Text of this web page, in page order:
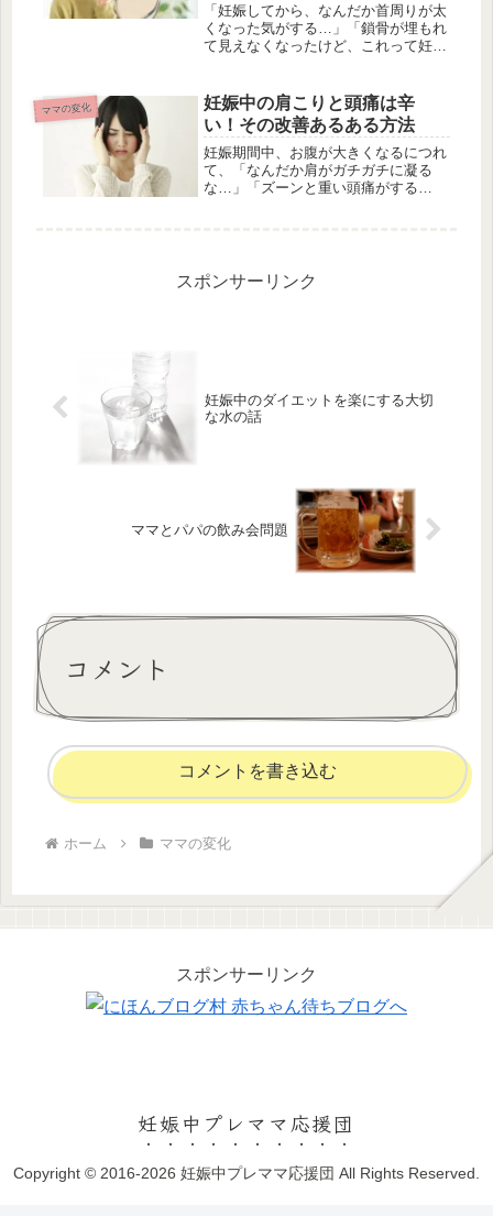
「妊娠してから、なんだか首周りが太
くなった気がする…」「鎖骨が埋もれ
て見えなくなったけど、これって妊娠
の変化に気づき、戸惑いや不安を感じ
ている方もいらっしゃるのではないで
し...
ママの変化
妊娠中の肩こりと頭痛は辛
い！その改善あるある方法
妊娠期間中、お腹が大きくなるにつれ
て、「なんだか肩がガチガチに凝る
な…」「ズーンと重い頭痛がする
不安にな...
スポンサーリンク
妊娠中のダイエットを楽にする大切
な水の話
ママとパパの飲み会問題
コメント
コメントを書き込む
ホーム ママの変化
スポンサーリンク
妊娠中プレママ応援団
Copyright © 2016-2026 妊娠中プレママ応援団 All Rights Reserved.